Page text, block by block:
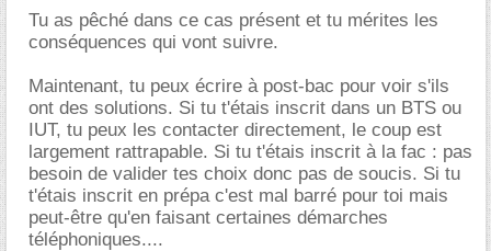
Tu as pêché dans ce cas présent et tu mérites les
conséquences qui vont suivre.
Maintenant, tu peux écrire à post-bac pour voir s'ils
ont des solutions. Si tu t'étais inscrit dans un BTS ou
IUT, tu peux les contacter directement, le coup est
largement rattrapable. Si tu t'étais inscrit à la fac : pas
besoin de valider tes choix donc pas de soucis. Si tu
t'étais inscrit en prépa c'est mal barré pour toi mais
peut-être qu'en faisant certaines démarches
téléphoniques....